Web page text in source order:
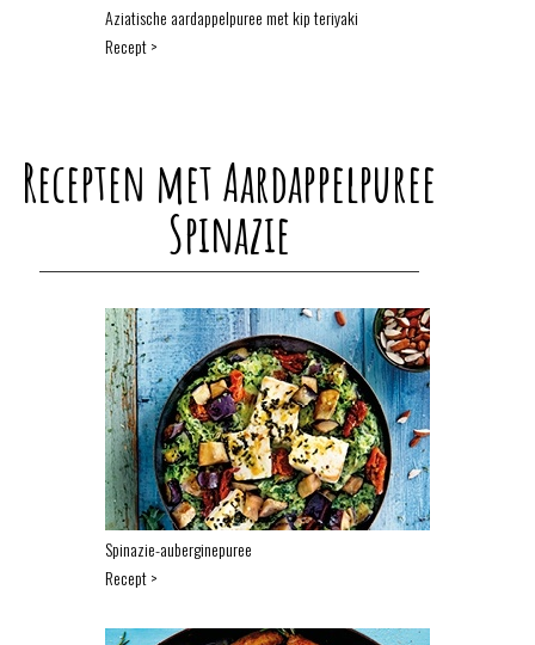
Aziatische aardappelpuree met kip teriyaki
Recept >
Recepten met Aardappelpuree
Spinazie
Spinazie-auberginepuree
Recept >